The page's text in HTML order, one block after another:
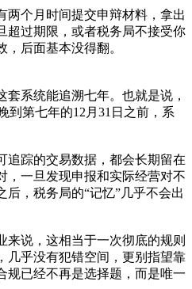
两个月时间提交申辩材料，拿出
超过期限，或者税务局不接受你
后面基本没得翻。
系统能追溯七年。也就是说，
到第七年的12月31日之前，系
追踪的交易数据，都会长期留在
，一旦发现申报和实际经营对不
，税务局的“记忆”几乎不会出
来说，这相当于一次彻底的规则
几乎没有犯错空间，更别指望靠
规已经不再是选择题，而是唯一